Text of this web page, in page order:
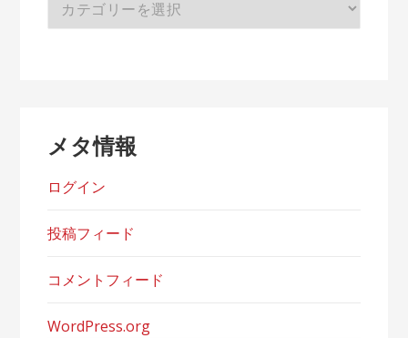
メタ情報
ログイン
投稿フィード
コメントフィード
WordPress.org